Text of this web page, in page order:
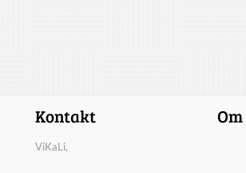
Kontakt
ViKaLi,